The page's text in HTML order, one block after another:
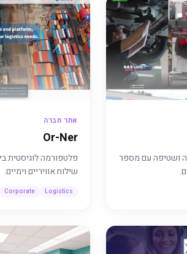
ושטיפה עם מספר
אתר חברה
Or-Ner
פלטפורמה לוגיסטית
שילוח אוויריים וימיים.
Logistics
Corporate